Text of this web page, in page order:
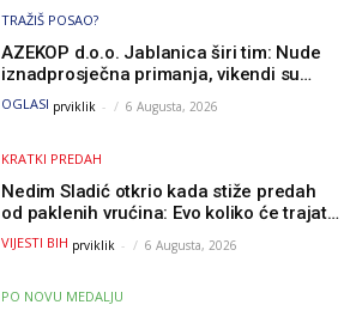
TRAŽIŠ POSAO?
AZEKOP d.o.o. Jablanica širi tim: Nude
iznadprosječna primanja, vikendi su
slobodni, traži se više radnika
OGLASI prviklik - 6 Augusta, 2026
KRATKI PREDAH
Nedim Sladić otkrio kada stiže predah
od paklenih vrućina: Evo koliko će trajati
osvježenje u BiH
VIJESTI BIH prviklik - 6 Augusta, 2026
PO NOVU MEDALJU